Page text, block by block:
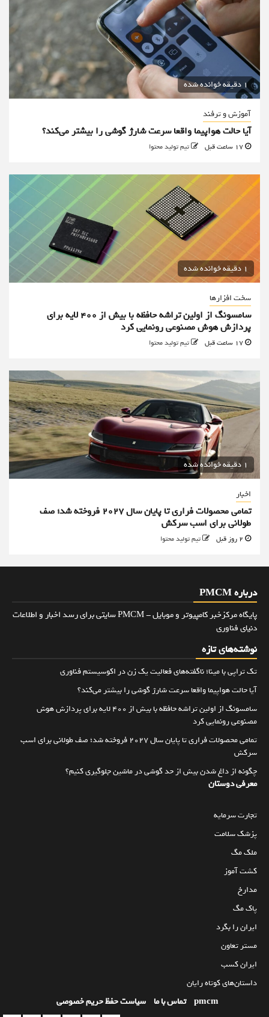
1 دقیقه خوانده شده
آموزش و ترفند
آیا حالت هواپیما واقعا سرعت شارژ گوشی را بیشتر می‌کند؟
تیم تولید محتوا
1 دقیقه خوانده شده
سخت افزارها
سامسونگ از اولین تراشه حافظه با بیش از ۴۰۰ لایه برای
پردازش هوش مصنوعی رونمایی کرد
تیم تولید محتوا
1 دقیقه خوانده شده
اخبار
تمامی محصولات فراری تا پایان سال ۲۰۲۷ فروخته شد؛ صف
طولانی برای اسب سرکش
تیم تولید محتوا
درباره PMCM
پایگاه مرکزخبر کامپیوتر و موبایل - PMCM سایتی برای رسد اخبار و اطلاعات
دنیای فناوری
نوشته‌های تازه
تک تراپی با مینا؛ ناگفته‌های فعالیت یک زن در اکوسیستم فناوری
آیا حالت هواپیما واقعا سرعت شارژ گوشی را بیشتر می‌کند؟
سامسونگ از اولین تراشه حافظه با بیش از ۴۰۰ لایه برای پردازش هوش
مصنوعی رونمایی کرد
تمامی محصولات فراری تا پایان سال ۲۰۲۷ فروخته شد؛ صف طولانی برای اسب
سرکش
چگونه از داغ شدن بیش از حد گوشی در ماشین جلوگیری کنیم؟
معرفی دوستان
تجارت سرمایه
پزشک سلامت
ملک مگ
کشت آموز
مدارخ
پاک مگ
ایران را بگرد
مستر تعاون
ایران کسب
داستان‌های کوتاه رایان
pmcm تماس با ما سیاست حفظ حریم خصوصی